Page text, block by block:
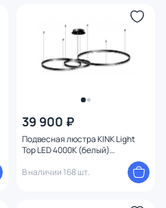
39 900 ₽
Подвесная люстра KINK Light
Top LED 4000К (белый)
В наличии 168 шт.
До